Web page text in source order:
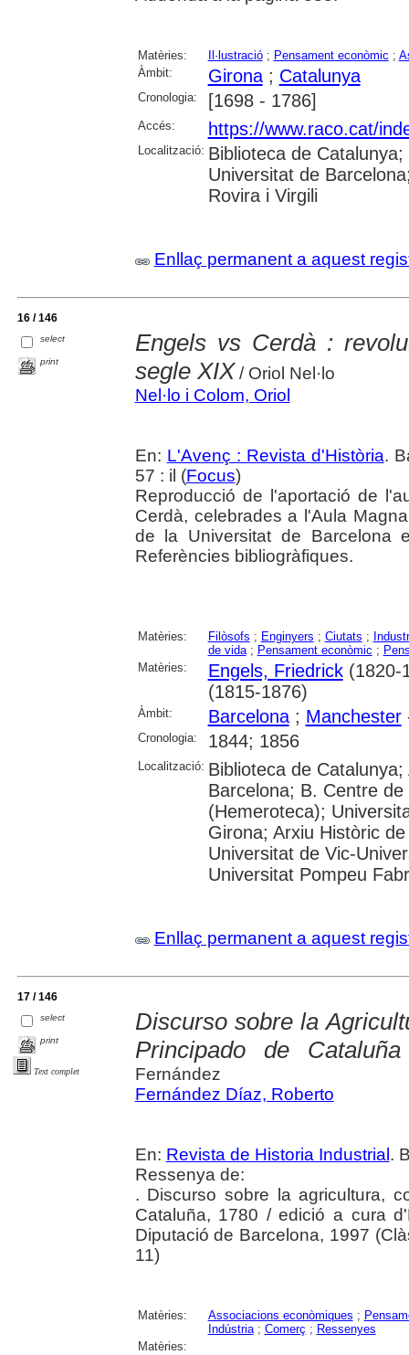
Matèries: Il·lustració; Pensament econòmic ;
Àmbit:
Girona; Catalunya
Cronologia: [1698 - 1786]
Accés: https://www.raco.cat/
Localització: Biblioteca de
Universitat de
Rovira i Virgili
Enllaç permanent a aquest
16 / 146
select
print
Engels vs Cerdà :
segle XIX / Oriol Nel·lo
Nel·lo i Colom, Oriol
En: L'Avenç : Revista d'Història.
57 : il (Focus)
Reproducció de l'aportació de
Cerdà, celebrades a l'Aula
de la Universitat de
Referències bibliogràfiques.
Matèries: Filòsofs ; Enginyers ; Ciutats ;
de vida; Pensament econòmic ;
Matèries:
Engels, Friedrick(1820-
(1815-1876)
Àmbit: Barcelona; Manchester
Cronologia: 1844; 1856
Localització: Biblioteca de
Barcelona; B. Centre
(Hemeroteca);
Girona; Arxiu Històric
Universitat de Vic-
Universitat Pompeu
Enllaç permanent a aquest
17 / 146
select
print
Text complet
Discurso sobre la
Principado de
Fernández
Fernández Díaz, Roberto
En: Revista de Historia Industrial .
Ressenya de:
. Discurso sobre la agricultura,
Cataluña, 1780 / edició a cura
Diputació de Barcelona, 1997
11)
Matèries: Associacions econòmiques ;
Indústria; Comerç ; Ressenyes
Matèries: